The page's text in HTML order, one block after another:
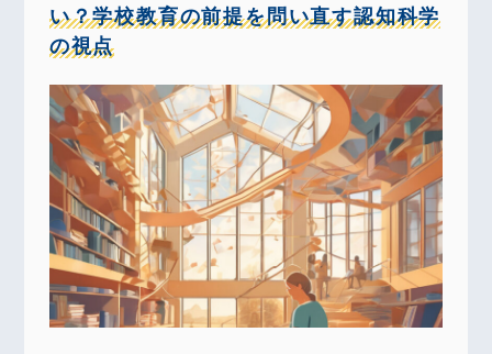
い？学校教育の前提を問い直す認知科学
の視点